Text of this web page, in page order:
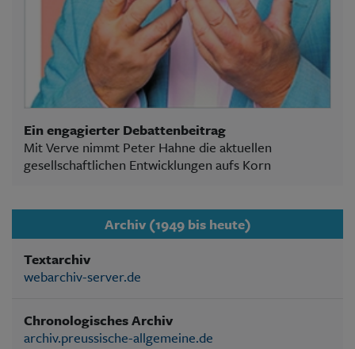
Ein engagierter Debattenbeitrag
Mit Verve nimmt Peter Hahne die aktuellen
gesellschaftlichen Entwicklungen aufs Korn
Archiv (1949 bis heute)
Textarchiv
webarchiv-server.de
Chronologisches Archiv
archiv.preussische-allgemeine.de